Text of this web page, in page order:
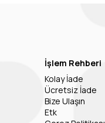
İşlem Rehberi
Kolay İade
Ücretsiz İade
Bize Ulaşın
Etk